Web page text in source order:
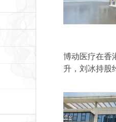
博动医疗在香
升，刘冰持股